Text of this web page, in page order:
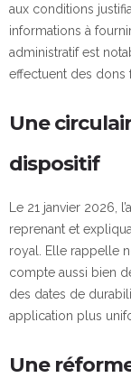
aux conditions
informations à
administratif est
effectuent des dons
Une
dispositif
Le 21 janvier 2026,
reprenant et
royal. Elle rappelle
compte aussi bien
des dates de
application plus
Une